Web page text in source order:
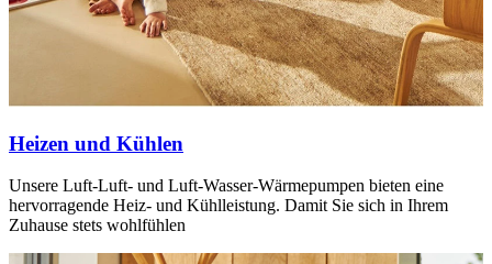
Heizen und Kühlen
Unsere Luft-Luft- und Luft-Wasser-Wärmepumpen bieten eine
hervorragende Heiz- und Kühlleistung. Damit Sie sich in Ihrem
Zuhause stets wohlfühlen